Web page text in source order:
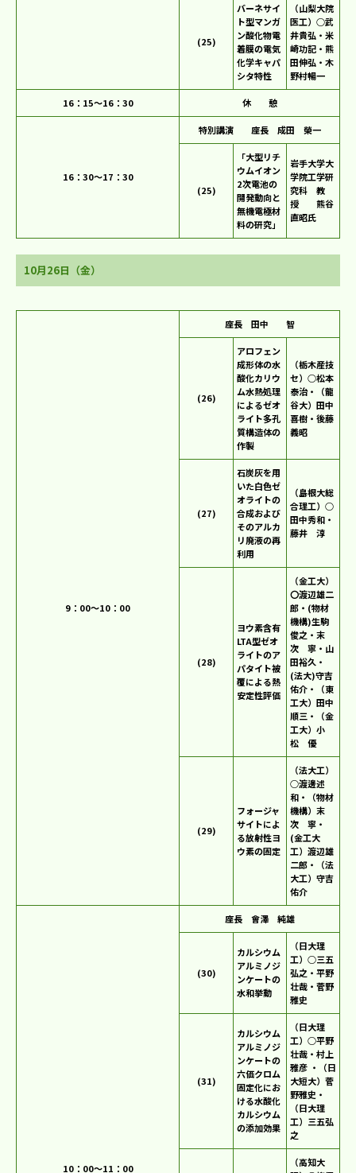
(25)
バーネサイ
ト型マンガ
ン酸化物電
着膜の電気
化学キャパ
シタ特性
（山梨大院
医工）○武
井貴弘・米
崎功記・熊
田伸弘・木
野村暢一
16：15～16：30 休 憩
16：30～17：30
特別講演座長 成田 榮一
(25)
「大型リチ
ウムイオン
2次電池の
開発動向と
無機電極材
料の研究」
岩手大学大
学院工学研
究科 教
授 熊谷
直昭氏
10月26日（金）
9：00～10：00
座長 田中 智
(26)
アロフェン
成形体の水
酸化カリウ
ム水熱処理
によるゼオ
ライト多孔
質構造体の
作製
（栃木産技
セ）○松本
泰治・（龍
谷大）田中
喜樹・後藤
義昭
(27)
石炭灰を用
いた白色ゼ
オライトの
合成および
そのアルカ
リ廃液の再
利用
（島根大総
合理工）○
田中秀和・
藤井 淳
(28)
ヨウ素含有
LTA型ゼオ
ライトのア
パタイト被
覆による熱
安定性評価
（金工大）
〇渡辺雄二
郎・(物材
機構)生駒
俊之・末
次 寧・山
田裕久・
(法大)守吉
佑介・（東
工大）田中
順三・（金
工大）小
松 優
(29)
フォージャ
サイトによ
る放射性ヨ
ウ素の固定
（法大工）
○渡邊述
和・（物材
機構）末
次 寧・
(金工大
工）渡辺雄
二郎・（法
大工）守吉
佑介
10：00～11：00
座長 會澤 純雄
(30)
カルシウム
アルミノジ
ンケートの
水和挙動
（日大理
工）○三五
弘之・平野
壮哉・菅野
雅史
(31)
カルシウム
アルミノジ
ンケートの
六価クロム
固定化にお
ける水酸化
カルシウム
の添加効果
（日大理
工）○平野
壮哉・村上
雅彦 ・（日
大短大）菅
野雅史・
（日大理
工）三五弘
之
（高知大